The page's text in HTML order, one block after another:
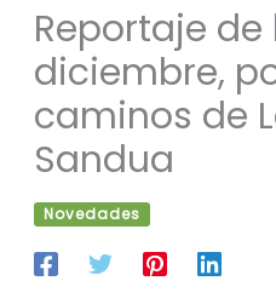
Reportaje
diciembre,
caminos de
Sandua
Novedades